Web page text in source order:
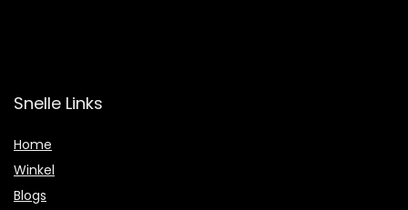
Snelle Links
Home
Winkel
Blogs